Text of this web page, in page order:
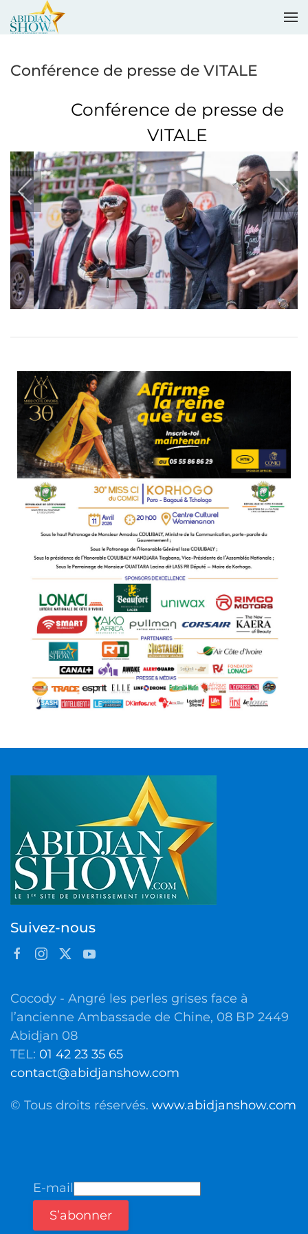
Conférence de presse de VITALE
Conférence de presse de
VITALE
Suivez-nous
Cocody - Angré les perles grises face à
l’ancienne Ambassade de Chine, 08 BP 2449
Abidjan 08
TEL: 01 42 23 35 65
contact@abidjanshow.com
© Tous droits réservés. www.abidjanshow.com
E-mail
S’abonner